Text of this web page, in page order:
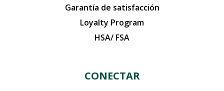
Garantía de satisfacción
Loyalty Program
HSA/ FSA
CONECTAR